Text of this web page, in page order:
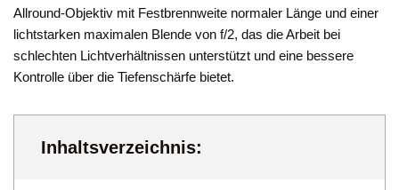
Allround-Objektiv mit Festbrennweite normaler Länge und einer
lichtstarken maximalen Blende von f/2, das die Arbeit bei
schlechten Lichtverhältnissen unterstützt und eine bessere
Kontrolle über die Tiefenschärfe bietet.
Inhaltsverzeichnis: